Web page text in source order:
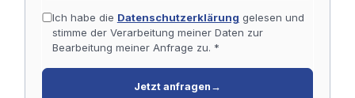
Ich habe die Datenschutzerklärung gelesen und
stimme der Verarbeitung meiner Daten zur
Bearbeitung meiner Anfrage zu. *
Jetzt anfragen →